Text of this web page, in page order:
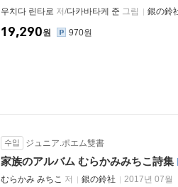
우치다 린타로 저/다카바타케 준 그림 銀の鈴
19,290원 970원
수입 ジュニア.ポエム雙書
家族のアルバム むらかみみちこ詩集
むらかみ みちこ 저 銀の鈴社 2017년 07월